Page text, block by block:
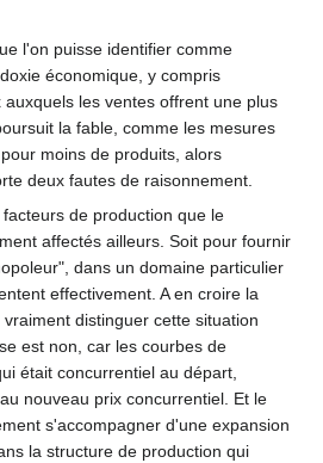
l'on puisse identifier comme
économique, y compris
les ventes offrent une plus
la fable, comme les mesures
moins de produits, alors
deux fautes de raisonnement.
de production que le
affectés ailleurs. Soit pour fournir
dans un domaine particulier
effectivement. A en croire la
distinguer cette situation
est non, car les courbes de
était concurrentiel au départ,
nouveau prix concurrentiel. Et le
s'accompagner d'une expansion
la structure de production qui